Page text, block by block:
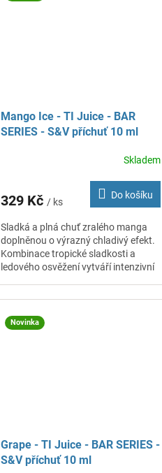
Mango Ice - TI Juice - BAR
SERIES - S&V příchuť 10 ml
Skladem
329 Kč / ks
Do košíku
Sladká a plná chuť zralého manga
doplněnou o výrazný chladivý efekt.
Kombinace tropické sladkosti a
ledového osvěžení vytváří intenzivní
Novinka
Grape - TI Juice - BAR SERIES -
S&V příchuť 10 ml